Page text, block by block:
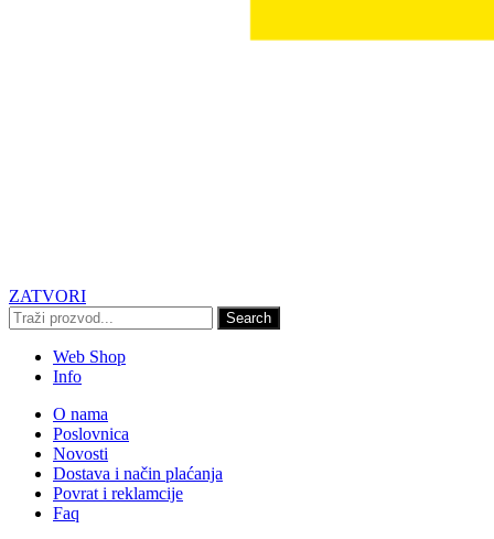
ZATVORI
Search
Web Shop
Info
O nama
Poslovnica
Novosti
Dostava i način plaćanja
Povrat i reklamcije
Faq